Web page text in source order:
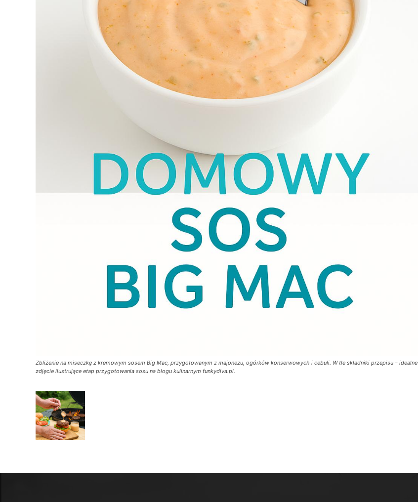
Zbliżenie na miseczkę z kremowym sosem Big Mac, przygotowanym z majonezu, ogórków konserwowych i cebuli. W tle składniki przepisu – idealne
zdjęcie ilustrujące etap przygotowania sosu na blogu kulinarnym funkydiva.pl.